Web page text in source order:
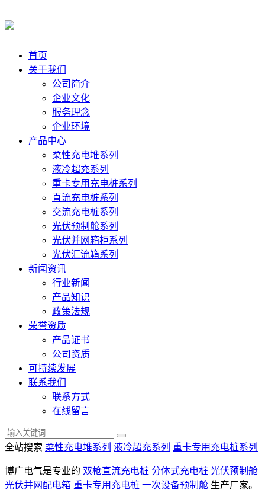
首页
关于我们
公司简介
企业文化
服务理念
企业环境
产品中心
柔性充电堆系列
液冷超充系列
重卡专用充电桩系列
直流充电桩系列
交流充电桩系列
光伏预制舱系列
光伏并网箱柜系列
光伏汇流箱系列
新闻资讯
行业新闻
产品知识
政策法规
荣誉资质
产品证书
公司资质
可持续发展
联系我们
联系方式
在线留言
全站搜索 柔性充电堆系列 液冷超充系列 重卡专用充电桩系列
博广电气是专业的 双枪直流充电桩 分体式充电桩 光伏预制舱
光伏并网配电箱 重卡专用充电桩 一次设备预制舱 生产厂家。